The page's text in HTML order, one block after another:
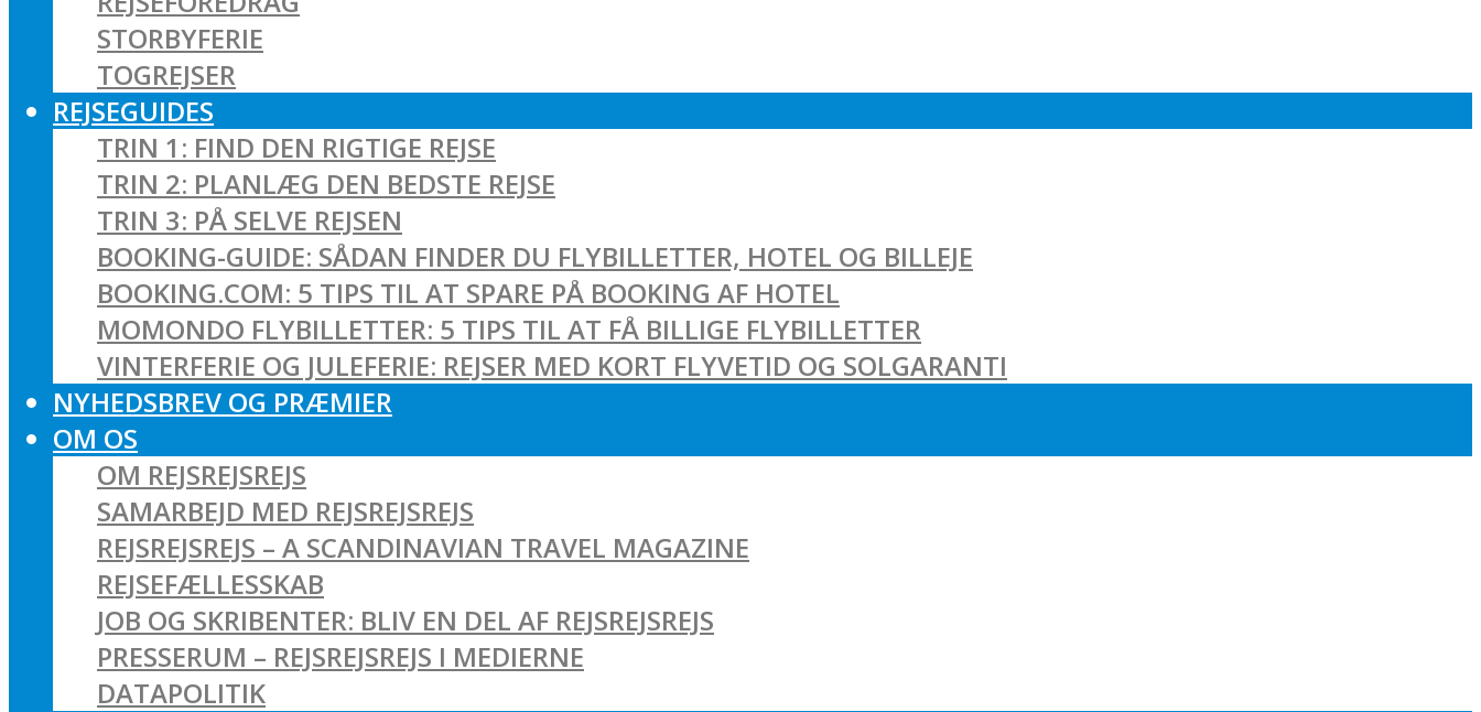
STORBYFERIE
TOGREJSER
REJSEGUIDES
TRIN 1: FIND DEN RIGTIGE REJSE
TRIN 2: PLANLÆG DEN BEDSTE REJSE
TRIN 3: PÅ SELVE REJSEN
BOOKING-GUIDE: SÅDAN FINDER DU FLYBILLETTER, HOTEL OG BILLEJE
BOOKING.COM: 5 TIPS TIL AT SPARE PÅ BOOKING AF HOTEL
MOMONDO FLYBILLETTER: 5 TIPS TIL AT FÅ BILLIGE FLYBILLETTER
VINTERFERIE OG JULEFERIE: REJSER MED KORT FLYVETID OG SOLGARANTI
NYHEDSBREV OG PRÆMIER
OM OS
OM REJSREJSREJS
SAMARBEJD MED REJSREJSREJS
REJSREJSREJS – A SCANDINAVIAN TRAVEL MAGAZINE
REJSEFÆLLESSKAB
JOB OG SKRIBENTER: BLIV EN DEL AF REJSREJSREJS
PRESSERUM – REJSREJSREJS I MEDIERNE
DATAPOLITIK